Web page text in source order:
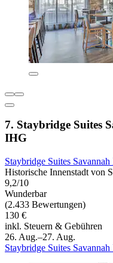
7. Staybridge Suites
IHG
Staybridge Suites
Historische Innenstadt von
9,2/10
Wunderbar
(2.433 Bewertungen)
130 €
inkl. Steuern & Gebühren
26. Aug.–27. Aug.
Staybridge Suites